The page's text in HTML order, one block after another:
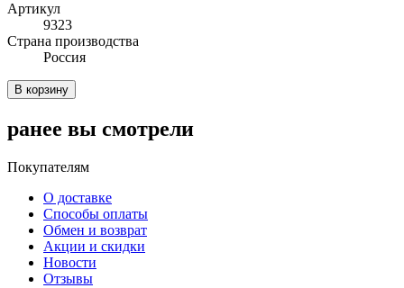
Артикул
9323
Cтрана производства
Россия
В корзину
ранее вы смотрели
Покупателям
О доставке
Способы оплаты
Обмен и возврат
Акции и скидки
Новости
Отзывы